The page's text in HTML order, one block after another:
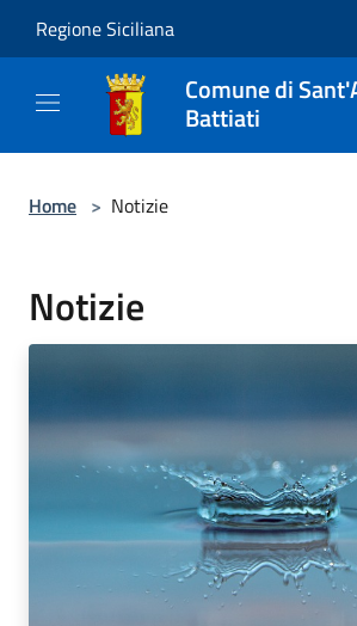
Regione Siciliana
Comune di
Battiati
Home > Notizie
Notizie